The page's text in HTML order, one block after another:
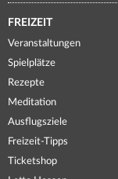
FREIZEIT
Veranstaltungen
Spielplätze
Rezepte
Meditation
Ausflugsziele
Freizeit-Tipps
Ticketshop